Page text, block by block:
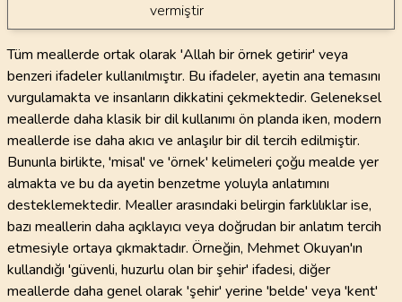
vermiştir
Tüm meallerde ortak olarak 'Allah bir örnek getirir' veya
benzeri ifadeler kullanılmıştır. Bu ifadeler, ayetin ana temasını
vurgulamakta ve insanların dikkatini çekmektedir. Geleneksel
meallerde daha klasik bir dil kullanımı ön planda iken, modern
meallerde ise daha akıcı ve anlaşılır bir dil tercih edilmiştir.
Bununla birlikte, 'misal' ve 'örnek' kelimeleri çoğu mealde yer
almakta ve bu da ayetin benzetme yoluyla anlatımını
desteklemektedir. Mealler arasındaki belirgin farklılıklar ise,
bazı meallerin daha açıklayıcı veya doğrudan bir anlatım tercih
etmesiyle ortaya çıkmaktadır. Örneğin, Mehmet Okuyan'ın
kullandığı 'güvenli, huzurlu olan bir şehir' ifadesi, diğer
meallerde daha genel olarak 'şehir' yerine 'belde' veya 'kent'